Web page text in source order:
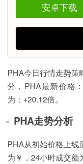
安卓下载
PHA今日行情走势策
分，PHA最新价格
为：+20.12倍。
PHA走势分析
PHA从初始价格上线
为￥，24小时成交额